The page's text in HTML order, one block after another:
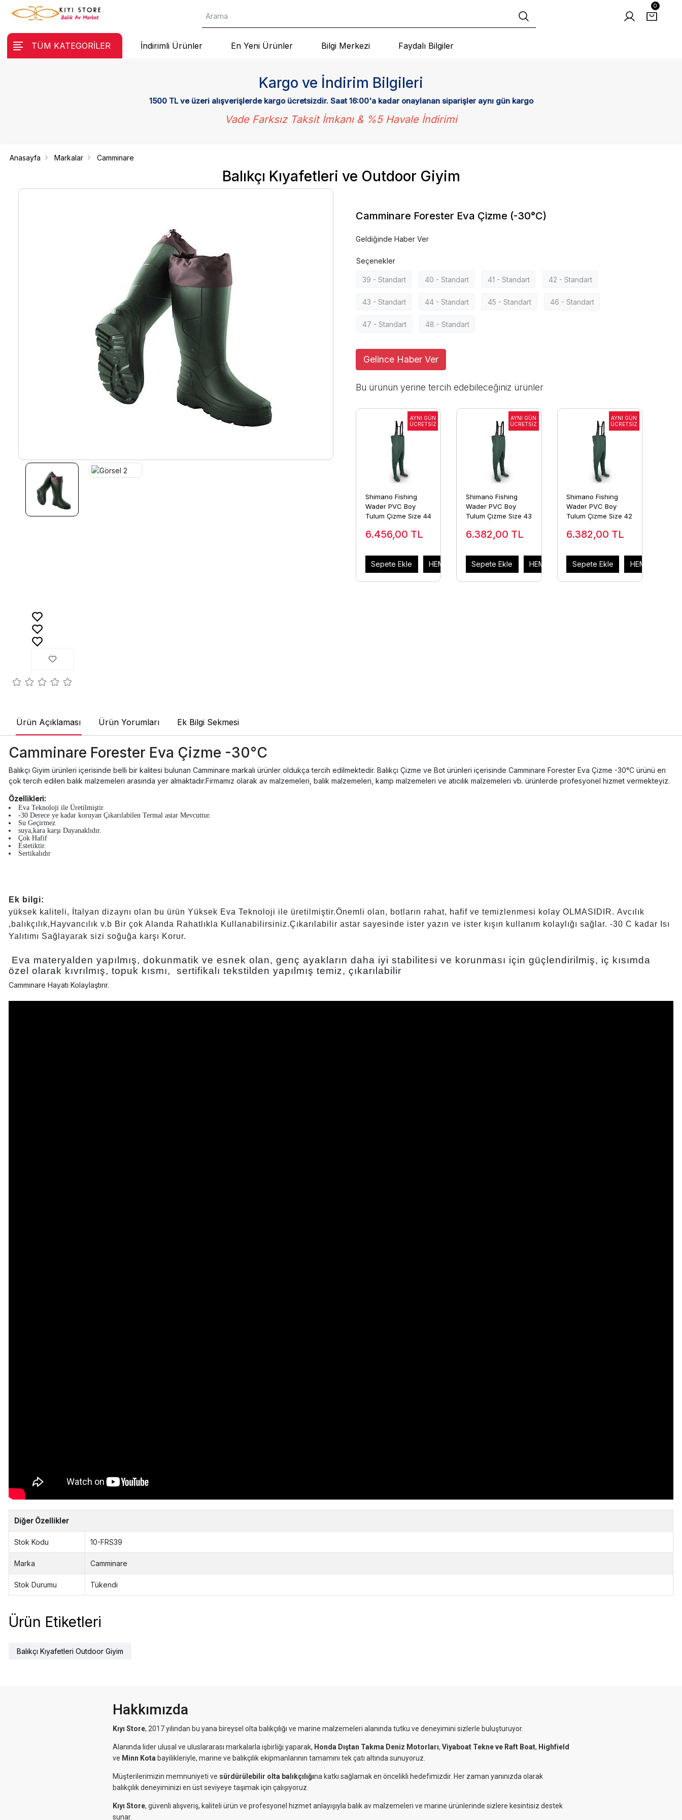
0
TÜM KATEGORİLER İndirimli Ürünler En Yeni Ürünler Bilgi Merkezi Faydalı Bilgiler
Kargo ve İndirim Bilgileri
1500 TL ve üzeri alışverişlerde kargo ücretsizdir. Saat 16:00'a kadar onaylanan siparişler aynı gün kargo
Vade Farksız Taksit İmkanı & %5 Havale İndirimi
Balıkçı Kıyafetleri ve Outdoor Giyim
Anasayfa Markalar Camminare
Camminare Forester Eva Çizme (-30°C)
Geldiğinde Haber Ver
Seçenekler
39 - Standart 40 - Standart 41 - Standart 42 - Standart
43 - Standart 44 - Standart 45 - Standart 46 - Standart
47 - Standart 48 - Standart
Gelince Haber Ver
Bu ürünün yerine tercih edebileceğiniz ürünler
Shimano Fishing
Wader PVC Boy
Tulum Çizme Size 44
6.456,00 TL
Sepete Ekle HEMEN AL
Shimano Fishing
Wader PVC Boy
Tulum Çizme Size 43
6.382,00 TL
Sepete Ekle HEMEN AL
Shimano Fishing
Wader PVC Boy
Tulum Çizme Size 42
6.382,00 TL
Sepete Ekle HEMEN AL
Ürün Açıklaması Ürün Yorumları Ek Bilgi Sekmesi
Camminare Forester Eva Çizme -30°C
Balıkçı Giyim ürünleri içerisinde belli bir kalitesi bulunan Camminare markalı ürünler oldukça tercih edilmektedir. Balıkçı Çizme ve Bot ürünleri içerisinde Camminare Forester Eva Çizme -30°C ürünü en
çok tercih edilen balık malzemeleri arasında yer almaktadır.Firmamız olarak av malzemeleri, balık malzemeleri, kamp malzemeleri ve atıcılık malzemeleri vb. ürünlerde profesyonel hizmet vermekteyiz.
Özellikleri:
Eva Teknoloji ile Üretilmiştir.
-30 Derece ye kadar koruyan Çıkarılabilen Termal astar Mevcuttur.
Su Geçirmez
suya,kara karşı Dayanaklıdır.
Çok Hafif
Estetiktir.
Sertikalıdır
Ek bilgi:
yüksek kaliteli, İtalyan dizaynı olan bu ürün Yüksek Eva Teknoloji ile üretilmiştir.Önemli olan, botların rahat, hafif ve temizlenmesi kolay OLMASIDIR. Avcılık
,balıkçılık,Hayvancılık v.b Bir çok Alanda Rahatlıkla Kullanabilirsiniz.Çıkarılabilir astar sayesinde ister yazın ve ister kışın kullanım kolaylığı sağlar. -30 C kadar Isı
Yalıtımı Sağlayarak sizi soğuğa karşı Korur.
Eva materyalden yapılmış, dokunmatik ve esnek olan, genç ayakların daha iyi stabilitesi ve korunması için güçlendirilmiş, iç kısımda
özel olarak kıvrılmış, topuk kısmı, sertifikalı tekstilden yapılmış temiz, çıkarılabilir
Camminare Hayatı Kolaylaştırır.
Diğer Özellikler
Stok Kodu 10-FRS39
Marka Camminare
Stok Durumu Tükendi
Ürün Etiketleri
Balıkçı Kıyafetleri Outdoor Giyim
Hakkımızda
Kıyı Store, 2017 yılından bu yana bireysel olta balıkçılığı ve marine malzemeleri alanında tutku ve deneyimini sizlerle buluşturuyor.
Alanında lider ulusal ve uluslararası markalarla işbirliği yaparak, Honda Dıştan Takma Deniz Motorları, Viyaboat Tekne ve Raft Boat, Highfield
ve Minn Kota bayilikleriyle, marine ve balıkçılık ekipmanlarının tamamını tek çatı altında sunuyoruz.
Müşterilerimizin memnuniyeti ve sürdürülebilir olta balıkçılığına katkı sağlamak en öncelikli hedefimizdir. Her zaman yanınızda olarak
balıkçılık deneyiminizi en üst seviyeye taşımak için çalışıyoruz.
Kıyı Store, güvenli alışveriş, kaliteli ürün ve profesyonel hizmet anlayışıyla balık av malzemeleri ve marine ürünlerinde sizlere kesintisiz destek
sunar.